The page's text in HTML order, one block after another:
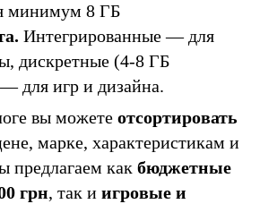
минимум 8 ГБ
Интегрированные — для
дискретные (4-8 ГБ
для игр и дизайна.
вы можете отсортировать
марке, характеристикам и
предлагаем как бюджетные
грн, так и игровые и